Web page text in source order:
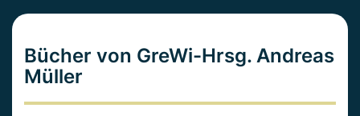
Bücher von GreWi-Hrsg. Andreas
Müller